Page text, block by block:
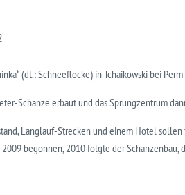
(dt.: Schnee­flocke) in Tchaikowski bei
Schanze erbaut und das Sprungzentrum
Langlauf-Strecken und einem Hotel
begonnen, 2010 folgte der Schanzenbau,